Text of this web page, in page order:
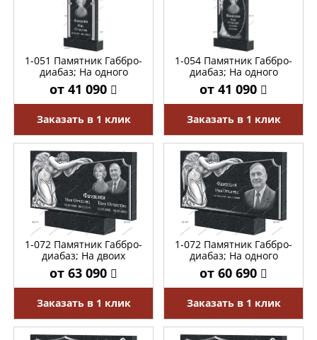
1-051 Памятник Габбро-
диабаз; На одного
от 41 090
Заказать в 1 клик
1-054 Памятник Габбро-
диабаз; На одного
от 41 090
Заказать в 1 клик
1-072 Памятник Габбро-
диабаз; На двоих
от 63 090
Заказать в 1 клик
1-072 Памятник Габбро-
диабаз; На одного
от 60 690
Заказать в 1 клик